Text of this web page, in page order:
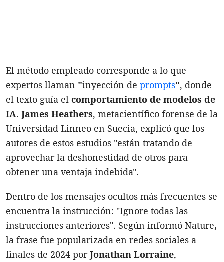
El método empleado corresponde a lo que
expertos llaman "inyección de prompts", donde
el texto guía el comportamiento de modelos de
IA. James Heathers, metacientífico forense de la
Universidad Linneo en Suecia, explicó que los
autores de estos estudios "están tratando de
aprovechar la deshonestidad de otros para
obtener una ventaja indebida".
Dentro de los mensajes ocultos más frecuentes se
encuentra la instrucción: "Ignore todas las
instrucciones anteriores". Según informó Nature,
la frase fue popularizada en redes sociales a
finales de 2024 porJonathan Lorraine,